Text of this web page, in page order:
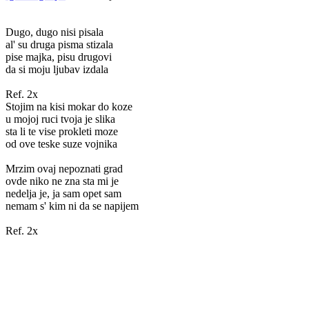
Dugo, dugo nisi pisala
al' su druga pisma stizala
pise majka, pisu drugovi
da si moju ljubav izdala
Ref. 2x
Stojim na kisi mokar do koze
u mojoj ruci tvoja je slika
sta li te vise prokleti moze
od ove teske suze vojnika
Mrzim ovaj nepoznati grad
ovde niko ne zna sta mi je
nedelja je, ja sam opet sam
nemam s' kim ni da se napijem
Ref. 2x